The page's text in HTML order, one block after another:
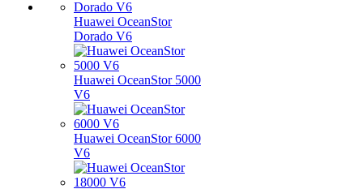
Huawei OceanStor
Dorado V6
Huawei OceanStor 5000
V6
Huawei OceanStor 6000
V6